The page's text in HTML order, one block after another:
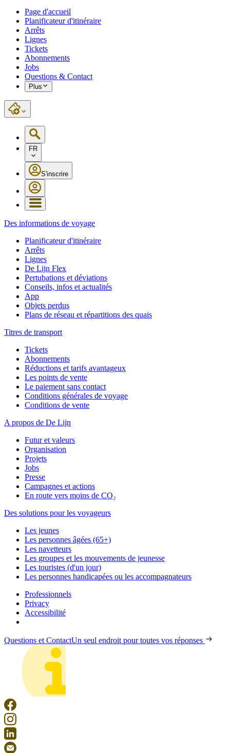
Page d'accueil
Planificateur d'itinéraire
Arrêts
Lignes
Tickets
Abonnements
Jobs
Questions & Contact
Plus
FR
S'inscrire
Des informations de voyage
Planificateur d'itinéraire
Arrêts
Lignes
De Lijn Flex
Pertubations et déviations
Conseils, infos et actualités
App
Objets perdus
Plans de réseau et répartitions des quais
Titres de transport
Tickets
Abonnements
Réductions et tarifs avantageux
Les points de vente
Le paiement sans contact
Conditions générales de voyage
Conditions de vente
A propos de De Lijn
Futur et valeurs
Organisation
Projets
Jobs
Presse
Campagnes et actions
En route vers moins de CO₂
Des solutions pour les voyageurs
Les jeunes
Les personnes âgées (65+)
Les navetteurs
Les groupes et les mouvements de jeunesse
Les touristes (d'un jour)
Les personnes handicapées ou les accompagnateurs
Professionnels
Privacy
Accessibilité
Questions et ContactUn seul endroit pour toutes vos réponses